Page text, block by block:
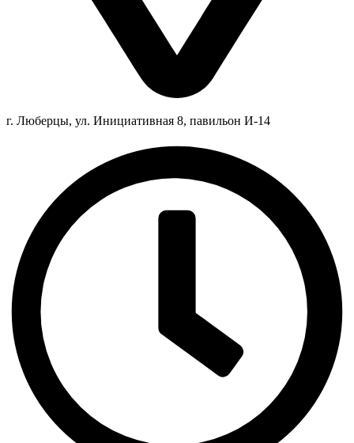
г. Люберцы, ул. Инициативная 8, павильон И-14